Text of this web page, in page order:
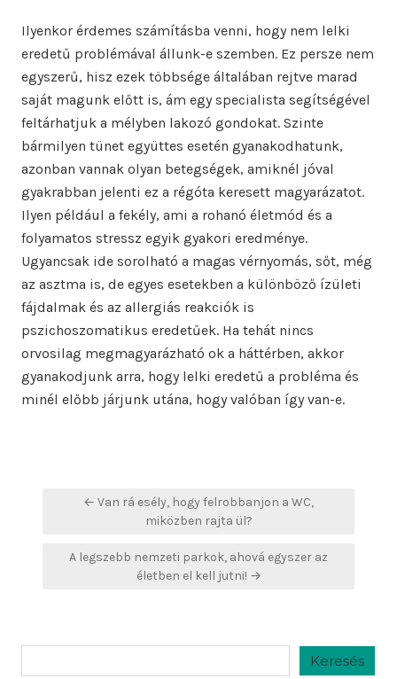
Ilyenkor érdemes számításba venni, hogy nem lelki
eredetű problémával állunk-e szemben. Ez persze nem
egyszerű, hisz ezek többsége általában rejtve marad
saját magunk előtt is, ám egy specialista segítségével
feltárhatjuk a mélyben lakozó gondokat. Szinte
bármilyen tünet együttes esetén gyanakodhatunk,
azonban vannak olyan betegségek, amiknél jóval
gyakrabban jelenti ez a régóta keresett magyarázatot.
Ilyen például a fekély, ami a rohanó életmód és a
folyamatos stressz egyik gyakori eredménye.
Ugyancsak ide sorolható a magas vérnyomás, sőt, még
az asztma is, de egyes esetekben a különböző ízületi
fájdalmak és az allergiás reakciók is
pszichoszomatikus eredetűek. Ha tehát nincs
orvosilag megmagyarázható ok a háttérben, akkor
gyanakodjunk arra, hogy lelki eredetű a probléma és
minél előbb járjunk utána, hogy valóban így van-e.
Bejegyzés
← Van rá esély, hogy felrobbanjon a WC,
miközben rajta ül?
A legszebb nemzeti parkok, ahová egyszer az
életben el kell jutni! →
Keresés